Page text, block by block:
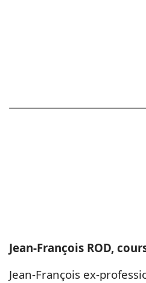
Jean-François ROD,
Jean-François ex-